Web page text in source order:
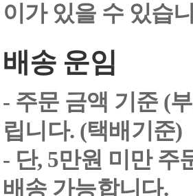
이가 있을 수 있습
배송 운임
- 주문 금액 기준 (
립니다. (택배기준)
- 단, 5만원 미만 주
배송 가능합니다.